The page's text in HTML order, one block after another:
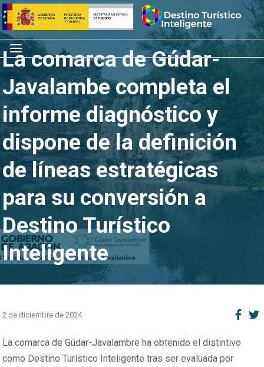
Saltar
al
contenido
Inicio
Menú
La comarca de Gúdar-
Javalambe completa el
informe diagnóstico y
dispone de la definición
de líneas estratégicas
para su conversión a
Destino Turístico
Inteligente
2 de diciembre de 2024
La comarca de Gúdar-Javalambre ha obtenido el distintivo
como Destino Turístico Inteligente tras ser evaluada por